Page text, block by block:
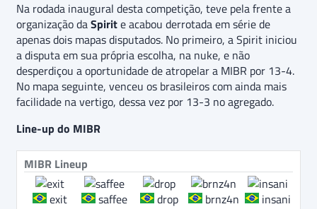
Na rodada inaugural desta competição, teve pela frente a
organização daSpirite acabou derrotada em série de
apenas dois mapas disputados. No primeiro, a Spirit iniciou
a disputa em sua própria escolha, na nuke, e não
desperdiçou a oportunidade de atropelar a MIBR por 13-4.
No mapa seguinte, venceu os brasileiros com ainda mais
facilidade na vertigo, dessa vez por 13-3 no agregado.
Line-up do MIBR
MIBR Lineup
exit saffee drop brnz4n insani